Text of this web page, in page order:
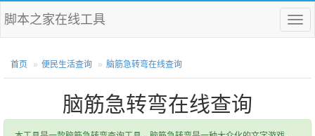
菜
单
脚本之家在线工具
首页 便民生活查询 脑筋急转弯在线查询
脑筋急转弯在线查询